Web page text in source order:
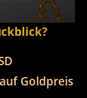
Goldpreis